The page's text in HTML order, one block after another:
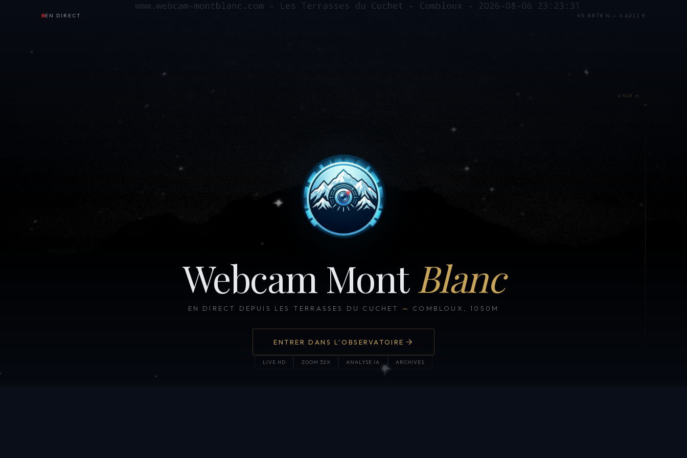
EN DIRECT 45.8878 N — 6.6211 E
Webcam Mont Blanc
EN DIRECT DEPUIS LES TERRASSES DU CUCHET — COMBLOUX, 1050M
ENTRER DANS L'OBSERVATOIRE
LIVE HD ZOOM 32X ANALYSE IA ARCHIVES